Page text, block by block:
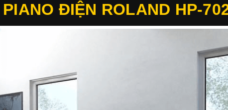
PIANO ĐIỆN ROLAND HP-